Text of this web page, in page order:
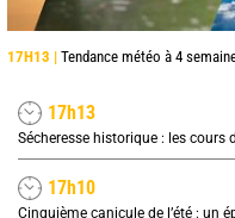
17H13 | Tendance météo à 4
17h13
Sécheresse historique : les
17h10